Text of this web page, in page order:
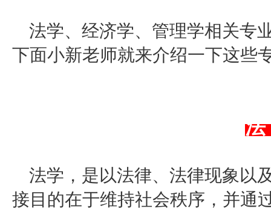
法学、经济学、管理学相关专
下面小新老师就来介绍一下这些
法
法学，是以法律、法律现象以
接目的在于维持社会秩序，并通